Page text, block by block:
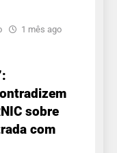
1 mês ago
sobre
com